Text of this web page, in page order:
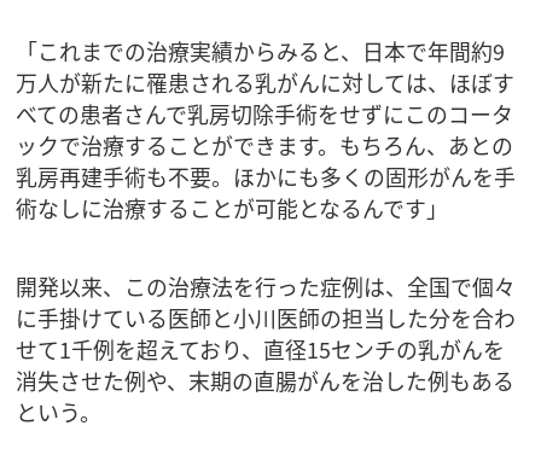
「これまでの治療実績からみると、日本で年間約9
万人が新たに罹患される乳がんに対しては、ほぼす
べての患者さんで乳房切除手術をせずにこのコータ
ックで治療することができます。もちろん、あとの
乳房再建手術も不要。ほかにも多くの固形がんを手
術なしに治療することが可能となるんです」
開発以来、この治療法を行った症例は、全国で個々
に手掛けている医師と小川医師の担当した分を合わ
せて1千例を超えており、直径15センチの乳がんを
消失させた例や、末期の直腸がんを治した例もある
という。